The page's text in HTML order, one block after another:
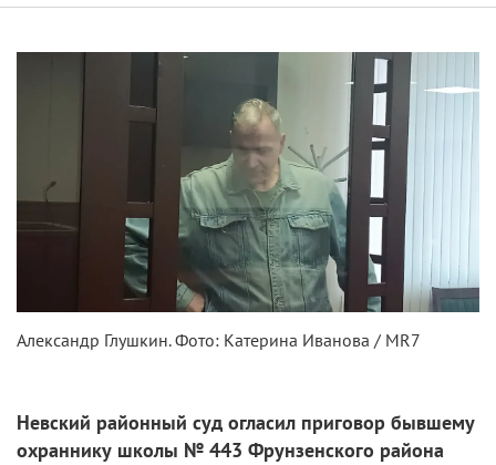
Александр Глушкин. Фото: Катерина Иванова / MR7
Невский районный суд огласил приговор бывшему
охраннику школы № 443 Фрунзенского района